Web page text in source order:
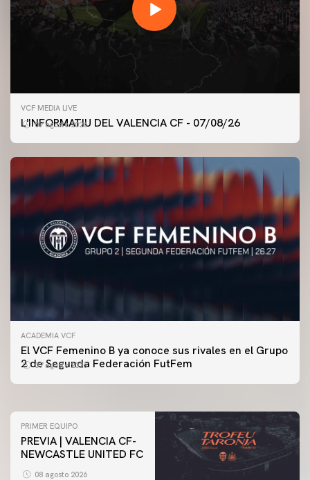
VCF MEDIA LIVE
L'INFORMATIU DEL VALENCIA CF - 07/08/26
07 agosto 2026
ACADEMIA VCF
El VCF Femenino B ya conoce sus rivales en el Grupo
2 de Segunda Federación FutFem
07 agosto 2026
PRIMER EQUIPO
ENTRENAMIENTO DEL VALENCIA CF 7/8/2026
PRIMER EQUIPO
PREVIA | VALENCIA CF-
NEWCASTLE UNITED FC
08 agosto 2026